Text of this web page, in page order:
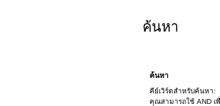
ค้นหา
ค้นหา
คีย์เวิร์ดสำหรับค้นหา:
คุณสามารถใช้ AND เ